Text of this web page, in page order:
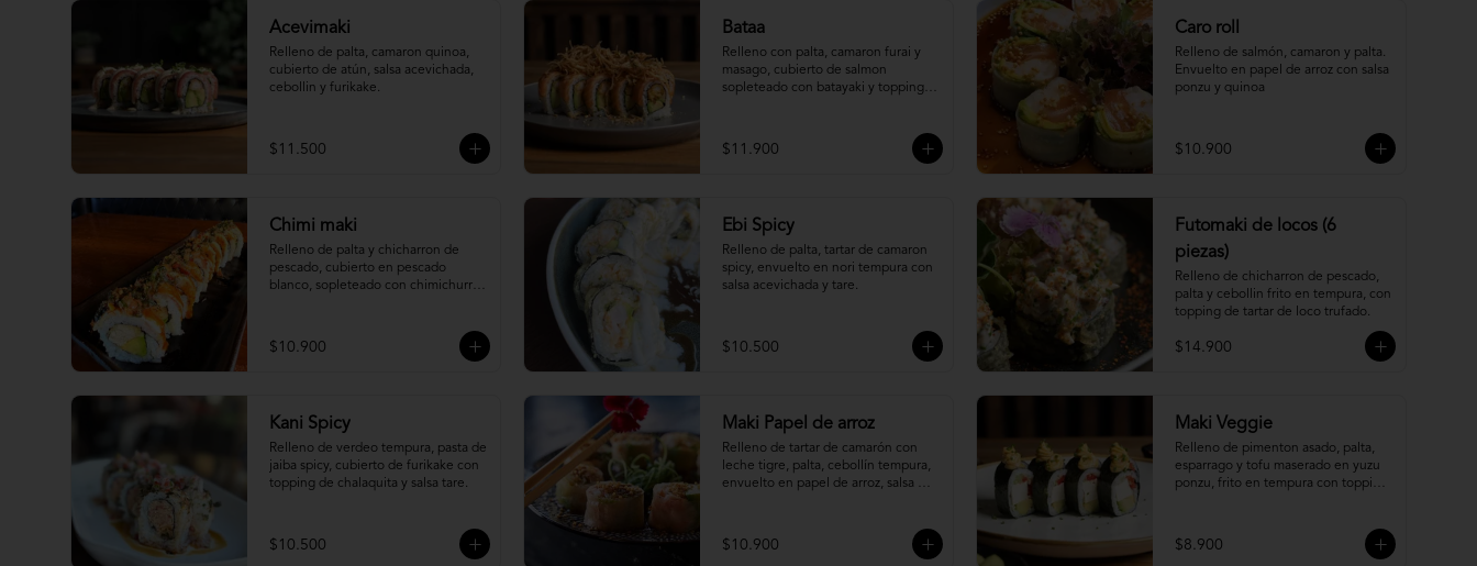
Acevimaki
Relleno de palta, camaron quinoa,
cubierto de atún, salsa acevichada,
cebollin y furikake.
$11.500
Bataa
Relleno con palta, camaron furai y
masago, cubierto de salmon
sopleteado con batayaki y topping
$11.900
Caro roll
Relleno de salmón, camaron y palta.
Envuelto en papel de arroz con salsa
ponzu y quinoa
$10.900
Chimi maki
Relleno de palta y chicharron de
pescado, cubierto en pescado
blanco, sopleteado con chimichurri
$10.900
Ebi Spicy
Relleno de palta, tartar de camaron
spicy, envuelto en nori tempura con
salsa acevichada y tare.
$10.500
Futomaki de locos (6
piezas)
Relleno de chicharron de pescado,
palta y cebollin frito en tempura, con
topping de tartar de loco trufado.
$14.900
Kani Spicy
Relleno de verdeo tempura, pasta de
jaiba spicy, cubierto de furikake con
topping de chalaquita y salsa tare.
$10.500
Maki Papel de arroz
Relleno de tartar de camarón con
leche tigre, palta, cebollín tempura,
envuelto en papel de arroz, salsa
$10.900
Maki Veggie
Relleno de pimenton asado, palta,
esparrago y tofu maserado en yuzu
ponzu, frito en tempura con topping
$8.900